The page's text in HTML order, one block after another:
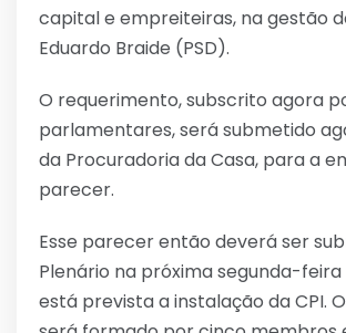
capital e empreiteiras, na gestão
Eduardo Braide (PSD).
O requerimento, subscrito agora
parlamentares, será submetido
da Procuradoria da Casa, para a
parecer.
Esse parecer então deverá ser
Plenário na próxima segunda-
está prevista a instalação da CPI.